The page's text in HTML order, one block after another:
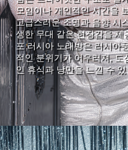
모임이나 개인적인 시간을
고급스러운 조명과 음향 시
생한 무대 같은 현장감을 제
포 러시아 노래방은 러시아
적인 분위기가 어우러져, 도
인 휴식과 낭만을 느낄 수